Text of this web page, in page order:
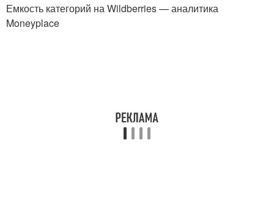
Емкость категорий на Wildberries — аналитика
Moneyplace